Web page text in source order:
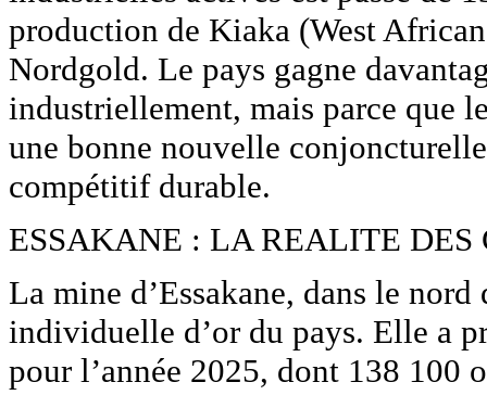
production de Kiaka (West
Nordgold. Le pays gagne
industriellement, mais parce que
une bonne nouvelle
compétitif durable.
ESSAKANE : LA REALITE DES
La mine d’Essakane, dans le
individuelle d’or du pays. Elle a
pour l’année 2025, dont 138 100